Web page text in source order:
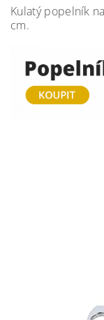
Kulatý popelník
cm.